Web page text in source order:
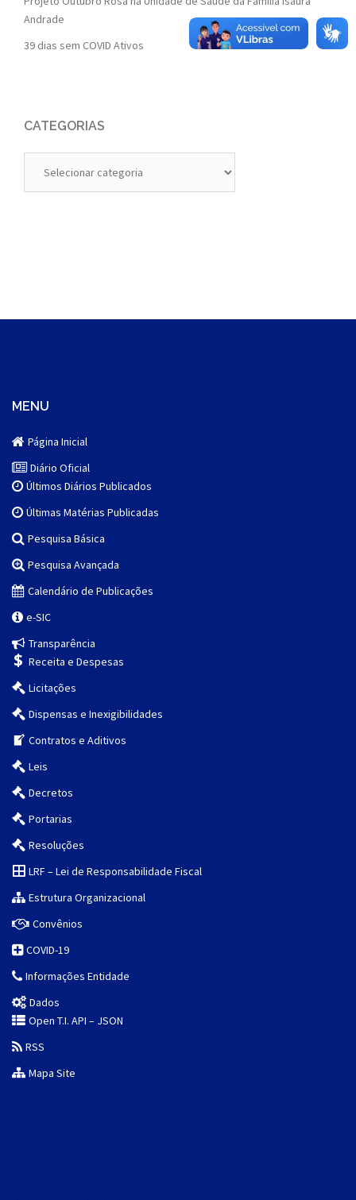
Andrade
39 dias sem COVID Ativos
CATEGORIAS
MENU
Página Inicial
Diário Oficial
Últimos Diários Publicados
Últimas Matérias Publicadas
Pesquisa Básica
Pesquisa Avançada
Calendário de Publicações
e-SIC
Transparência
Receita e Despesas
Licitações
Dispensas e Inexigibilidades
Contratos e Aditivos
Leis
Decretos
Portarias
Resoluções
LRF – Lei de Responsabilidade Fiscal
Estrutura Organizacional
Convênios
COVID-19
Informações Entidade
Dados
Open T.I. API – JSON
RSS
Mapa Site